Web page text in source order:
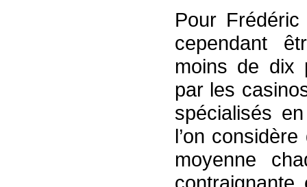
Pour
cependant
moins de dix
par les
spécialisés
l’on
moyenne